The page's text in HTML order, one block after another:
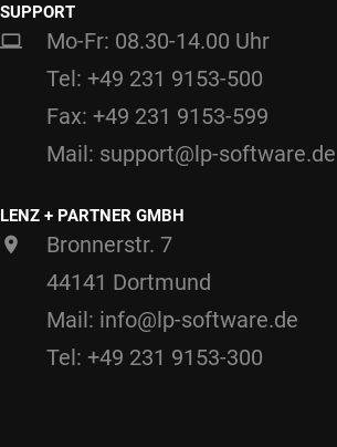
SUPPORT
Mo-Fr: 08.30-14.00 Uhr
Tel: +49 231 9153-500
Fax: +49 231 9153-599
Mail: support@lp-software.de
LENZ + PARTNER GMBH
Bronnerstr. 7
44141 Dortmund
Mail: info@lp-software.de
Tel: +49 231 9153-300